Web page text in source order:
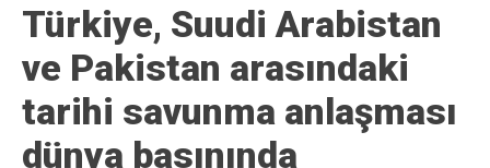
Türkiye, Suudi Arabistan
ve Pakistan arasındaki
tarihi savunma anlaşması
dünya basınında